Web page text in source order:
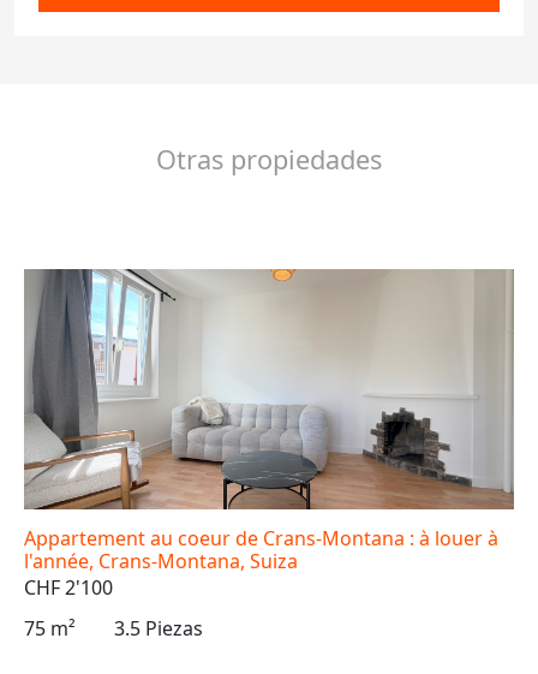
Otras propiedades
Appartement au coeur de Crans-Montana : à louer à
l'année, Crans-Montana, Suiza
CHF 2'100
75 m²
3.5 Piezas